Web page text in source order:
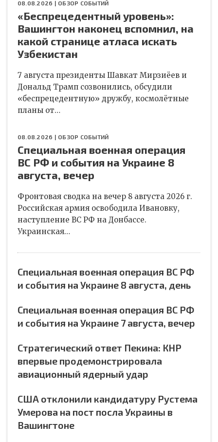
08.08.2026 | ОБЗОР СОБЫТИЙ
«Беспрецедентный уровень»:
Вашингтон наконец вспомнил, на
какой странице атласа искать
Узбекистан
7 августа президенты Шавкат Мирзиёев и
Дональд Трамп созвонились, обсудили
«беспрецедентную» дружбу, космолётные
планы от…
08.08.2026 | ОБЗОР СОБЫТИЙ
Специальная военная операция
ВС РФ и события на Украине 8
августа, вечер
Фронтовая сводка на вечер 8 августа 2026 г.
Российская армия освободила Ивановку,
наступление ВС РФ на Донбассе.
Украинская…
Специальная военная операция ВС РФ
и события на Украине 8 августа, день
Специальная военная операция ВС РФ
и события на Украине 7 августа, вечер
Стратегический ответ Пекина: КНР
впервые продемонстрировала
авиационный ядерный удар
США отклонили кандидатуру Рустема
Умерова на пост посла Украины в
Вашингтоне